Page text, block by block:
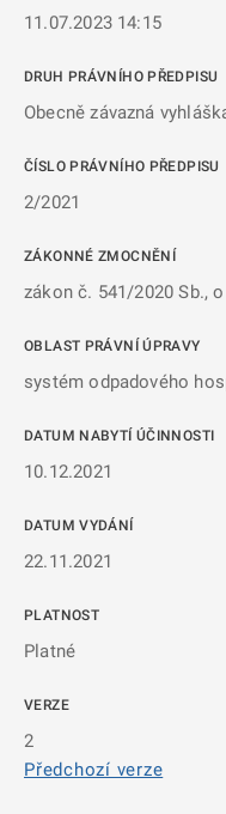
11.07.2023 14:15
DRUH PRÁVNÍHO PŘEDPISU
Obecně závazná
ČÍSLO PRÁVNÍHO PŘEDPISU
2/2021
ZÁKONNÉ ZMOCNĚNÍ
zákon č. 541/2020 Sb.,
OBLAST PRÁVNÍ ÚPRAVY
systém odpadového
DATUM NABYTÍ ÚČINNOSTI
10.12.2021
DATUM VYDÁNÍ
22.11.2021
PLATNOST
Platné
VERZE
2
Předchozí verze